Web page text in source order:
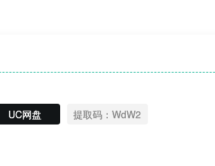
UC网盘 提取码：WdW2